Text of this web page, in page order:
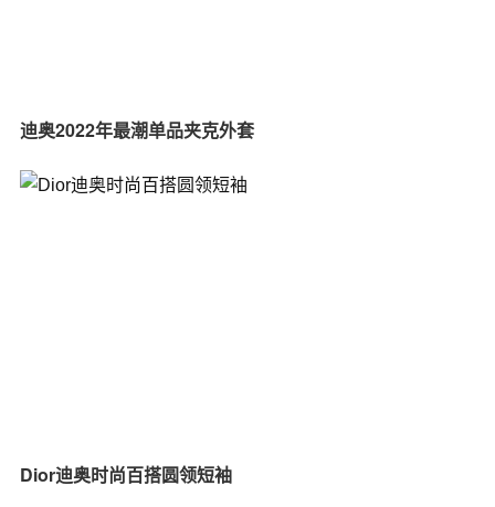
迪奥2022年最潮单品夹克外套
Dior迪奥时尚百搭圆领短袖